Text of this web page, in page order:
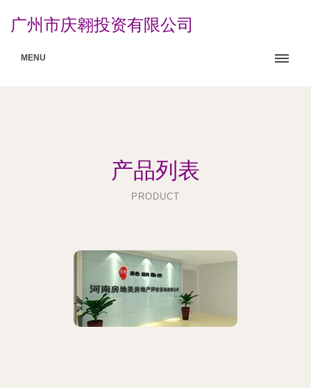
广州市庆翱投资有限公司
MENU
产品列表
PRODUCT